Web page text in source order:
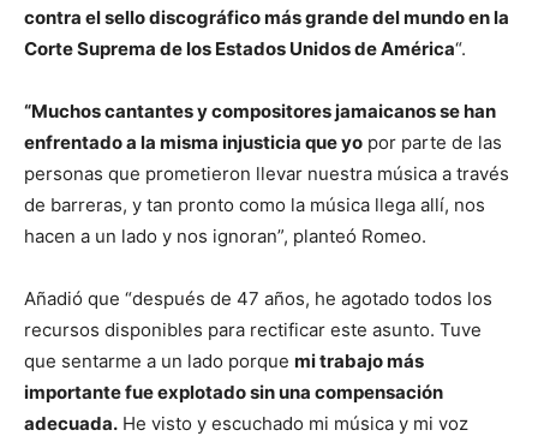
contra el sello discográfico más grande del mundo en la
Corte Suprema de los Estados Unidos de América“.
“Muchos cantantes y compositores jamaicanos se han
enfrentado a la misma injusticia que yo por parte de las
personas que prometieron llevar nuestra música a través
de barreras, y tan pronto como la música llega allí, nos
hacen a un lado y nos ignoran”, planteó Romeo.
Añadió que “después de 47 años, he agotado todos los
recursos disponibles para rectificar este asunto. Tuve
que sentarme a un lado porque mi trabajo más
importante fue explotado sin una compensación
adecuada. He visto y escuchado mi música y mi voz